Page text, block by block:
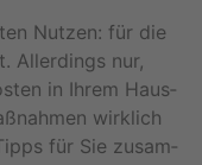
Nut­zen: für die
Al­ler­dings nur,
in Ihrem Haus­
wirk­lich
für Sie zu­sam­